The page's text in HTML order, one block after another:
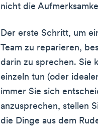
nicht die
Der erste Schritt, um
Team zu reparieren,
darin zu sprechen. Sie
einzeln tun (oder
immer Sie sich
anzusprechen, stellen
die Dinge aus dem